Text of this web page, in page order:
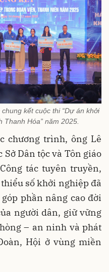
kết cuộc thi “Dự án khởi
Hóa” năm 2025.
chương trình, ông Lê
Dân tộc và Tôn giáo
tác tuyên truyền,
số khởi nghiệp đã
phần nâng cao đời
người dân, giữ vững
– an ninh và phát
Hội ở vùng miền